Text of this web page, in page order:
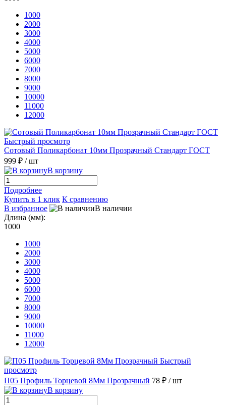
1000
2000
3000
4000
5000
6000
7000
8000
9000
10000
11000
12000
Быстрый просмотр
Сотовый Поликарбонат 10мм Прозрачный Стандарт ГОСТ
999 ₽ / шт
В корзину
Подробнее
Купить в 1 клик К сравнению
В избранное
В наличии
Длина (мм):
1000
1000
2000
3000
4000
5000
6000
7000
8000
9000
10000
11000
12000
Быстрый
просмотр
П05 Профиль Торцевой 8Мм Прозрачный 78 ₽ / шт
В корзину